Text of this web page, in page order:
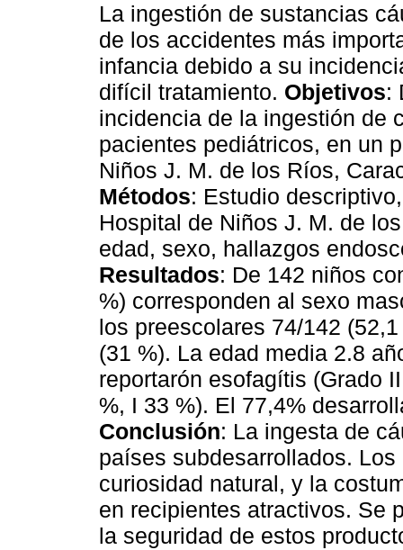
La ingestión de sustancias
de los accidentes más
infancia debido a su
difícil tratamiento. Objetivos:
incidencia de la ingestión de
pacientes pediátricos, en un
Niños J. M. de los Ríos,
Métodos: Estudio
Hospital de Niños J. M. de
edad, sexo, hallazgos
Resultados: De 142 niños
%) corresponden al sexo
los preescolares 74/142
(31 %). La edad media 2.8
reportarón esofagítis (Grado
%, I 33 %). El 77,4%
Conclusión: La ingesta de
países subdesarrollados.
curiosidad natural, y la
en recipientes atractivos. Se
la seguridad de estos